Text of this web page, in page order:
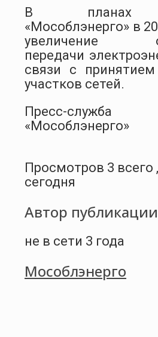
В
«Мособлэнерго» в
увеличение
передачи
связи с
участков сетей.
Пресс-
«Мособлэнерго»
Просмотров 3 всего ,
сегодня
Автор публикации
не в сети 3 года
Мособлэнерго